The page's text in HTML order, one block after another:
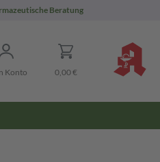
Beratung
Konto 0,00 €